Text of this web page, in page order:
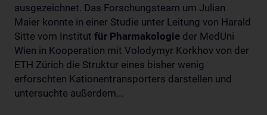
ausgezeichnet. Das Forschungsteam um Julian
Maier konnte in einer Studie unter Leitung von Harald
Sitte vom Institut für Pharmakologie der MedUni
Wien in Kooperation mit Volodymyr Korkhov von der
ETH Zürich die Struktur eines bisher wenig
erforschten Kationentransporters darstellen und
untersuchte außerdem...